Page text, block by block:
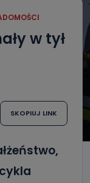
w tył
SKOPIUJ LINK